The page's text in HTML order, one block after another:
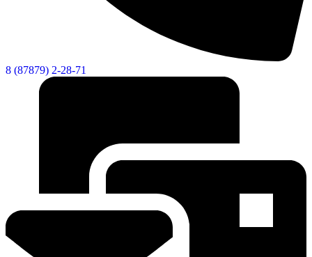
8 (87879) 2-28-71